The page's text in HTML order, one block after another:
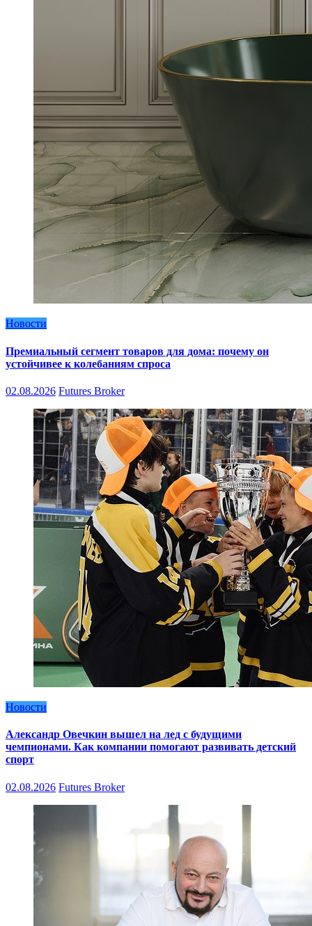
Новости
Премиальный сегмент товаров для дома: почему он
устойчивее к колебаниям спроса
02.08.2026 Futures Broker
Новости
Александр Овечкин вышел на лед с будущими
чемпионами. Как компании помогают развивать детский
спорт
02.08.2026 Futures Broker